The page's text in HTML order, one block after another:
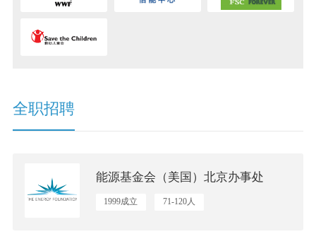
全职招聘
能源基金会（美国）北京办事处
1999成立
71-120人